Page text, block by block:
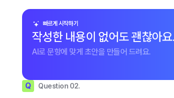
빠르게 시작하기
작성한 내용이 없어도 괜찮아요.
AI로 문항에 맞게 초안을 만들어 드려요.
Q Question 02.